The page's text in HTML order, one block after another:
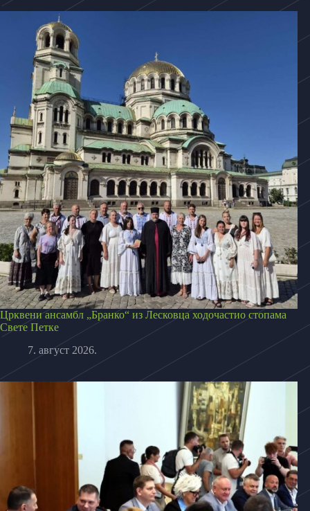
Црквени ансамбл „Бранко“ из Лесковца ходочастио стопама
Свете Петке
7. август 2026.